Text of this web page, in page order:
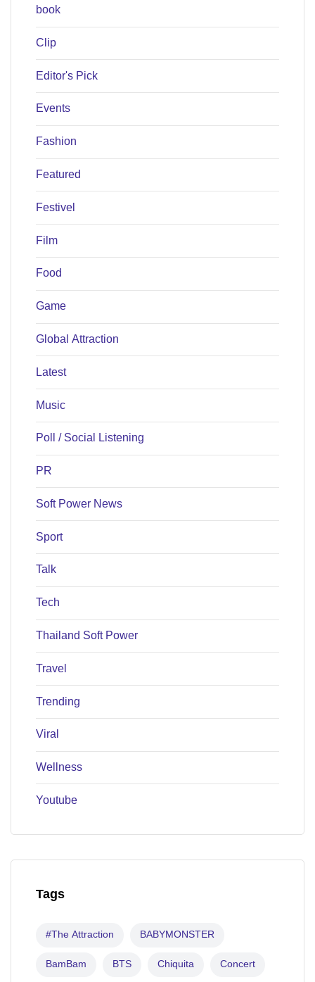
book
Clip
Editor's Pick
Events
Fashion
Featured
Festivel
Film
Food
Game
Global Attraction
Latest
Music
Poll / Social Listening
PR
Soft Power News
Sport
Talk
Tech
Thailand Soft Power
Travel
Trending
Viral
Wellness
Youtube
Tags
#The Attraction BABYMONSTER
BamBam BTS Chiquita Concert